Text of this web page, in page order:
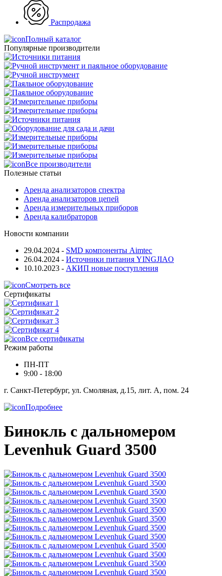
Распродажа
Полный каталог
Популярные производители
Все производители
Полезные статьи
Аренда анализаторов спектра
Аренда анализаторов цепей
Аренда измерительных приборов
Аренда калибраторов
Новости компании
29.04.2024 - SMD компоненты Aimtec
26.04.2024 - Источники питания YINGJIAO
10.10.2023 - АКИП новые поступления
Смотреть все
Сертификаты
Все сертификаты
Режим работы
ПН-ПТ
9:00 - 18:00
г. Санкт-Петербург, ул. Смоляная, д.15, лит. А, пом. 24
Подробнее
Бинокль с дальномером
Levenhuk Guard 3500